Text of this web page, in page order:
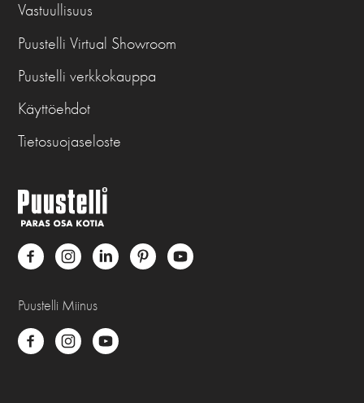
Vastuullisuus
Puustelli Virtual Showroom
Puustelli verkkokauppa
Käyttöehdot
Tietosuojaseloste
Puustelli Miinus